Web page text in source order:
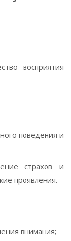
восприятия
поведения и
страхов и
проявления.
внимания;